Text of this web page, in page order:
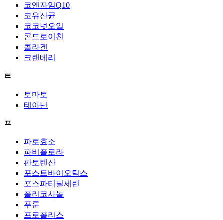
코엔자임Q10
코유산균
코코넛오일
콘드로이친
콜라겐
크랜베리
ㅌ
토마토
테아닌
ㅍ
파로효소
파비플로라
판토텐산
포스트바이오틱스
포스파티딜세린
폴리코사놀
푸룬
프로폴리스